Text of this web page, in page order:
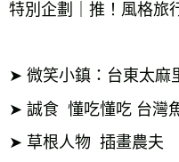
特別企劃｜推！風格旅
➤ 微笑小鎮：台東太麻
➤ 誠食  懂吃懂吃 台灣
➤ 草根人物  插畫農夫